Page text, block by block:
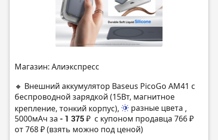
Магазин: Алиэкспресс
🔸 Внешний аккумулятор Baseus PicoGo AM41 с
беспроводной зарядкой (15Вт, магнитное
крепление, тонкий корпус),
разные цвета ,
5000мАч за - 1 375 ₽ с купоном продавца 766 ₽
от 768 ₽ (взять можно под ценой)